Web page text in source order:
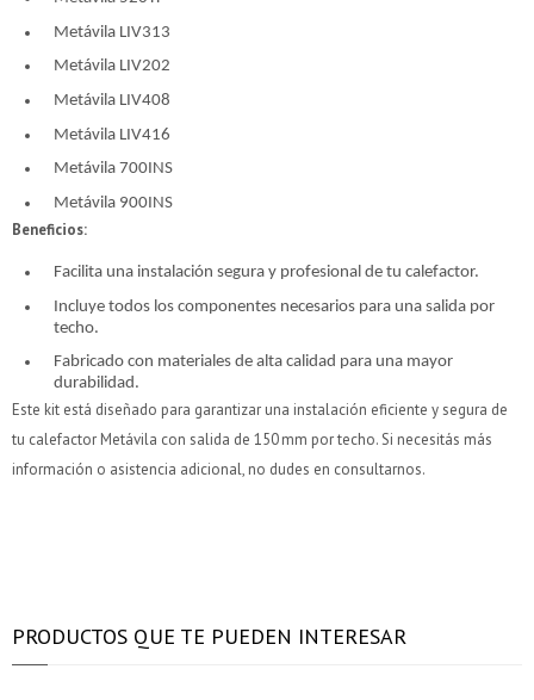
Metávila LIV313
Metávila LIV202
Metávila LIV408
Metávila LIV416
Metávila 700INS
Metávila 900INS
Beneficios:
Facilita una instalación segura y profesional de tu calefactor.
Incluye todos los componentes necesarios para una salida por
techo.
Fabricado con materiales de alta calidad para una mayor
durabilidad.
Este kit está diseñado para garantizar una instalación eficiente y segura de
tu calefactor Metávila con salida de 150 mm por techo. Si necesitás más
información o asistencia adicional, no dudes en consultarnos.
PRODUCTOS QUE TE PUEDEN INTERESAR
Día
* sujeto a aprobación crediticia. El monto disponible
Día
* sujeto a aprobación crediticia. El monto disponible